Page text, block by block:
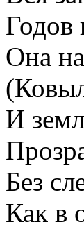
Годов
Она
И
Без
Как в